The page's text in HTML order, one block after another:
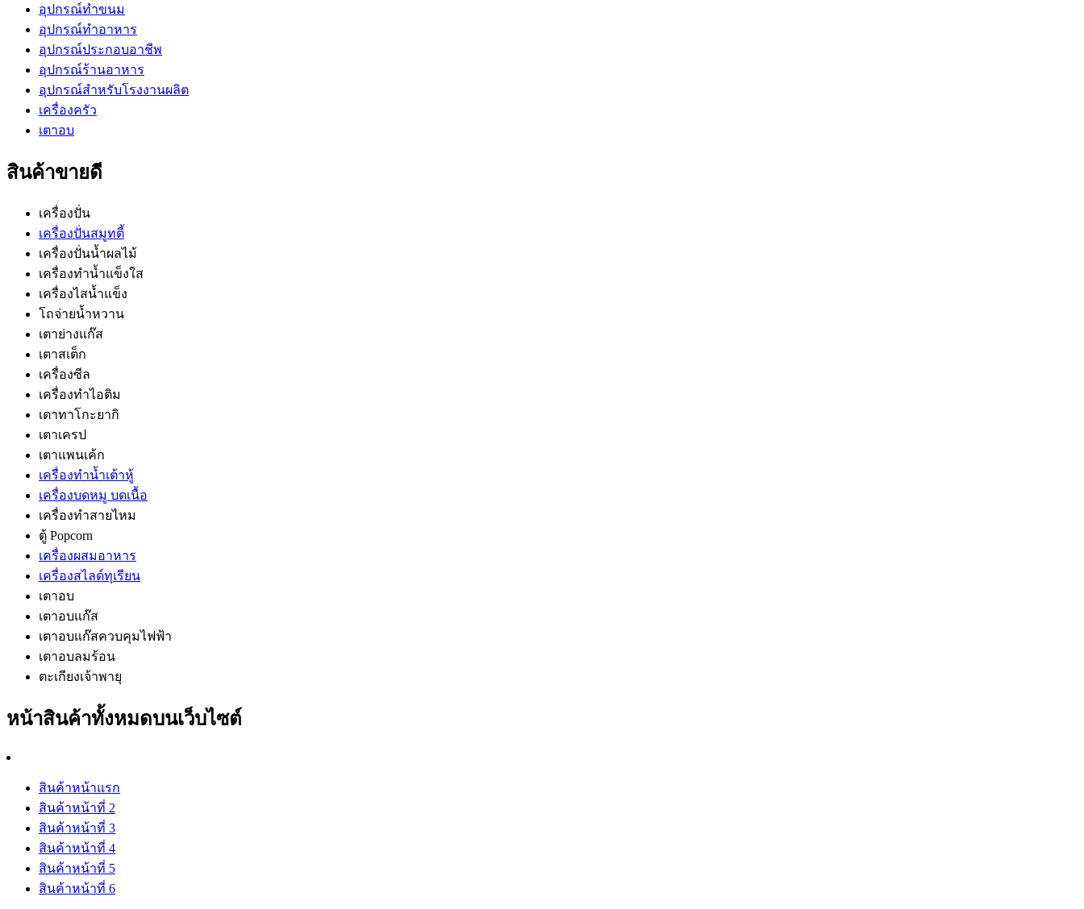
อุปกรณ์ทำขนม
อุปกรณ์ทำอาหาร
อุปกรณ์ประกอบอาชีพ
อุปกรณ์ร้านอาหาร
อุปกรณ์สำหรับโรงงานผลิต
เครื่องครัว
เตาอบ
สินค้าขายดี
เครื่องปั่น
เครื่องปั่นสมูทตี้
เครื่องปั่นน้ำผลไม้
เครื่องทำน้ำแข็งใส
เครื่องไสน้ำแข็ง
โถจ่ายน้ำหวาน
เตาย่างแก๊ส
เตาสเต็ก
เครื่องซีล
เครื่องทำไอติม
เตาทาโกะยากิ
เตาเครป
เตาแพนเค้ก
เครื่องทำน้ำเต้าหู้
เครื่องบดหมู บดเนื้อ
เครื่องทำสายไหม
ตู้ Popcorn
เครื่องผสมอาหาร
เครื่องสไลด์ทุเรียน
เตาอบ
เตาอบแก๊ส
เตาอบแก๊สควบคุมไฟฟ้า
เตาอบลมร้อน
ตะเกียงเจ้าพายุ
หน้าสินค้าทั้งหมดบนเว็บไซต์
สินค้าหน้าแรก
สินค้าหน้าที่ 2
สินค้าหน้าที่ 3
สินค้าหน้าที่ 4
สินค้าหน้าที่ 5
สินค้าหน้าที่ 6